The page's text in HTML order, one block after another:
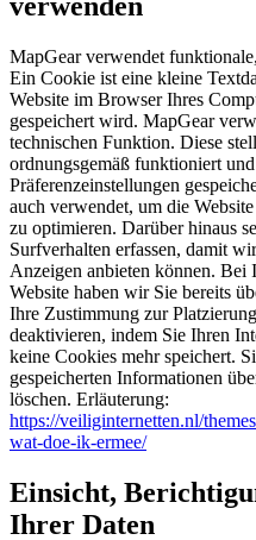
MapGear verwendet
Ein Cookie ist eine kleine
Website im Browser Ihres
gespeichert wird. MapGear
technischen Funktion. Diese
ordnungsgemäß funktioniert
Präferenzeinstellungen
auch verwendet, um die
zu optimieren. Darüber hinaus
Surfverhalten erfassen, damit
Anzeigen anbieten können. Bei
Website haben wir Sie bereits
Ihre Zustimmung zur
deaktivieren, indem Sie Ihren
keine Cookies mehr speichert.
gespeicherten Informationen
löschen. Erläuterung:
https://veiliginternetten.nl/
wat-doe-ik-ermee/
Einsicht,
Ihrer Daten